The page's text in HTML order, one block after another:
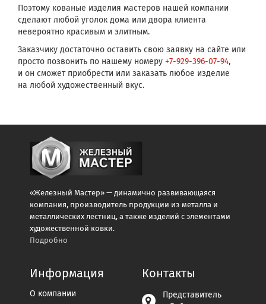
Поэтому кованые изделия мастеров нашей компании
сделают любой уголок дома или двора клиента
невероятно красивым и элитным.
Заказчику достаточно оставить свою заявку на сайте или
просто позвонить по нашему номеру +7-929-396-07-94,
и он сможет приобрести или заказать любое изделие
на любой художественный вкус.
«Железный Мастер» — динамично развивающаяся
компания, производитель продукции из металла и
металлических лестниц, а также изделий с элементами
художественной ковки.
Подробно
Информация
О компании
Контакты
Представитель